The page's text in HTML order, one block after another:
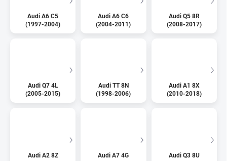
Audi A6 C5
(1997-2004)
Audi A6 C6
(2004-2011)
Audi Q5 8R
(2008-2017)
Audi Q7 4L
(2005-2015)
Audi TT 8N
(1998-2006)
Audi A1 8X
(2010-2018)
Audi A2 8Z
Audi A7 4G
Audi Q3 8U